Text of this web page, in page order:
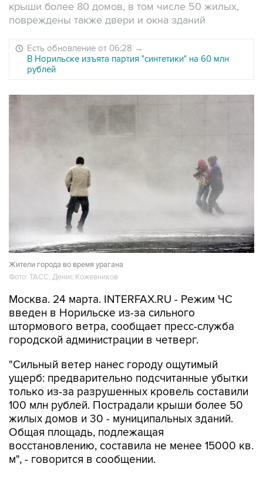
крыши более 80 домов, в том числе 50 жилых,
повреждены также двери и окна зданий
Есть обновление от 06:28 →
В Норильске изъята партия "синтетики" на 60 млн
рублей
Жители города во время урагана
Фото: ТАСС, Денис Кожевников
Москва. 24 марта. INTERFAX.RU - Режим ЧС
введен в Норильске из-за сильного
штормового ветра, сообщает пресс-служба
городской администрации в четверг.
"Сильный ветер нанес городу ощутимый
ущерб: предварительно подсчитанные убытки
только из-за разрушенных кровель составили
100 млн рублей. Пострадали крыши более 50
жилых домов и 30 - муниципальных зданий.
Общая площадь, подлежащая
восстановлению, составила не менее 15000 кв.
м", - говорится в сообщении.